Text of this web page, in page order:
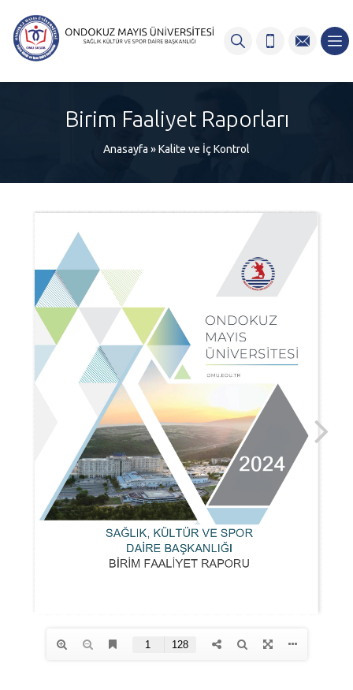
Birim Faaliyet Raporları
Anasayfa »Kalite ve İç Kontrol